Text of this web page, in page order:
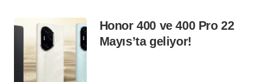
Honor 400 ve 400 Pro 22
Mayıs’ta geliyor!